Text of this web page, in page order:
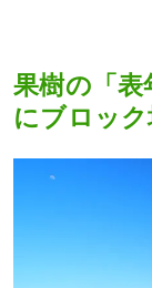
果樹の「表
にブロック